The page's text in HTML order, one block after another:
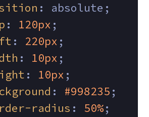
: absolute;
: 120px ;
: 220px ;
: 10px ;
: 10px ;
: #998235 ;
radius : 50%;